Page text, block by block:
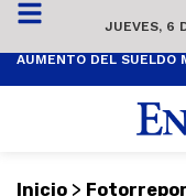
JUEVES, 6
Inicio >